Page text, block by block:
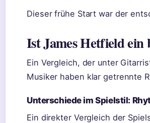
Dieser frühe Start war der
Ist James Hetfield
Ein Vergleich, der unter
Musiker haben klar getrennte
Unterschiede im Spielstil:
Ein direkter Vergleich der